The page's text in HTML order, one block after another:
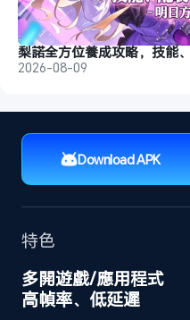
2026-08-09
Download APK
特色
多開遊戲/應用程式
高幀率、低延遲